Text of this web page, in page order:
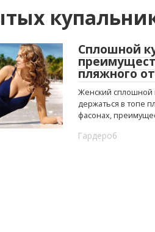
Сплошной
пляжного
Женский сплошной
держаться в топе
фасонах,
Гардероб